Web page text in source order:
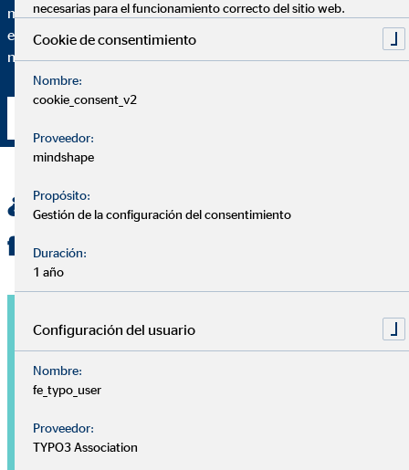
mínimo detalle de por qué recomiendo una solución financiera
específica y en qué medida se adapta esta solución a tus
necesidades particulares.
¿Quieres una planificación
financiera personalizada?
necesarias para el funcionamiento correcto del sitio web.
Cookie de consentimiento
Nombre:
cookie_consent_v2
Proveedor:
mindshape
Propósito:
Gestión de la configuración del consentimiento
Duración:
1 año
Configuración del usuario
Nombre:
fe_typo_user
Proveedor:
TYPO3 Association